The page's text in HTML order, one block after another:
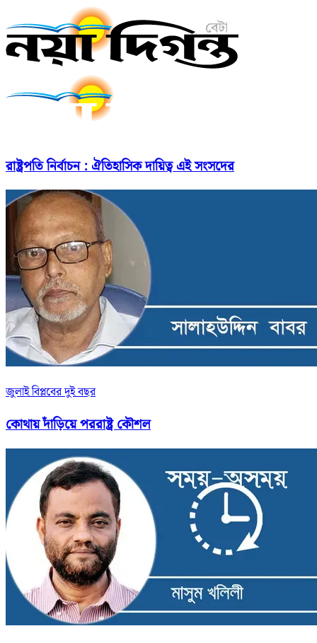
রাষ্ট্রপতি নির্বাচন : ঐতিহাসিক দায়িত্ব এই সংসদের
জুলাই বিপ্লবের দুই বছর
কোথায় দাঁড়িয়ে পররাষ্ট্র কৌশল